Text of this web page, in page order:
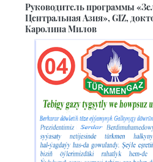
Руководитель программы
Центральная Азия», GIZ,
Каролина Милов